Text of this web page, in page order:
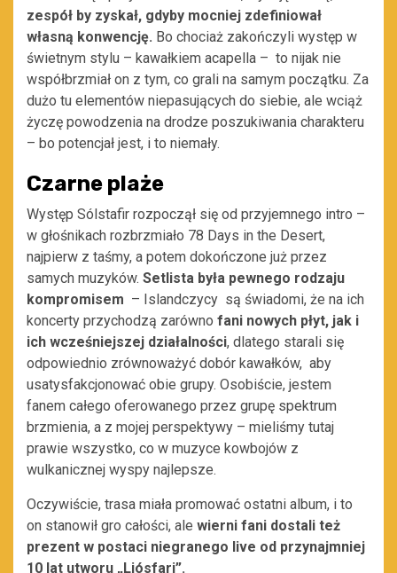
zespół by zyskał, gdyby mocniej zdefiniował
własną konwencję. Bo chociaż zakończyli występ w
świetnym stylu – kawałkiem acapella – to nijak nie
współbrzmiał on z tym, co grali na samym początku. Za
dużo tu elementów niepasujących do siebie, ale wciąż
życzę powodzenia na drodze poszukiwania charakteru
– bo potencjał jest, i to niemały.
Czarne plaże
Występ Sólstafir rozpoczął się od przyjemnego intro –
w głośnikach rozbrzmiało 78 Days in the Desert,
najpierw z taśmy, a potem dokończone już przez
samych muzyków. Setlista była pewnego rodzaju
kompromisem – Islandczycy są świadomi, że na ich
koncerty przychodzą zarówno fani nowych płyt, jak i
ich wcześniejszej działalności, dlatego starali się
odpowiednio zrównoważyć dobór kawałków, aby
usatysfakcjonować obie grupy. Osobiście, jestem
fanem całego oferowanego przez grupę spektrum
brzmienia, a z mojej perspektywy – mieliśmy tutaj
prawie wszystko, co w muzyce kowbojów z
wulkanicznej wyspy najlepsze.
Oczywiście, trasa miała promować ostatni album, i to
on stanowił gro całości, ale wierni fani dostali też
prezent w postaci niegranego live od przynajmniej
10 lat utworu „Ljósfari”.